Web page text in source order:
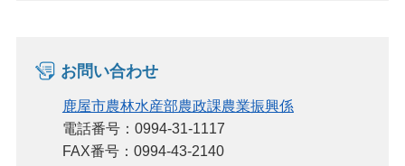
お問い合わせ
鹿屋市農林水産部農政課農業振興係
電話番号：0994-31-1117
FAX番号：0994-43-2140